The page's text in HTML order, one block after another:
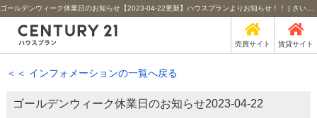
売買サイト 賃貸サイト
＜＜ インフォメーションの一覧へ戻る
ゴールデンウィーク休業日のお知らせ2023-04-22